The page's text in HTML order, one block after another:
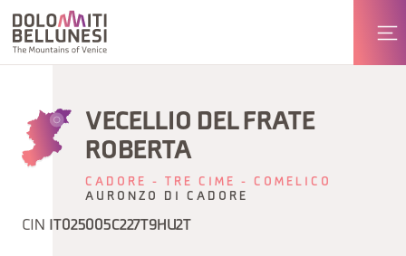
VECELLIO DEL FRATE
ROBERTA
CADORE - TRE CIME - COMELICO
AURONZO DI CADORE
CIN IT025005C227T9HU2T